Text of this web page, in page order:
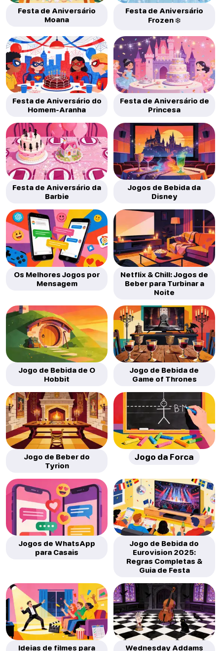
Festa de Aniversário
Moana
Festa de Aniversário
Frozen ❄️
Festa de Aniversário do
Homem-Aranha
Festa de Aniversário de
Princesa
Festa de Aniversário da
Barbie
Jogos de Bebida da
Disney
Os Melhores Jogos por
Mensagem
Netflix & Chill: Jogos de
Beber para Turbinar a
Noite
Jogo de Bebida de O
Hobbit
Jogo de Bebida de
Game of Thrones
Jogo de Beber do
Tyrion
Jogo da Forca
Jogos de WhatsApp
para Casais
Jogo de Bebida do
Eurovision 2025:
Regras Completas &
Guia de Festa
Ideias de filmes para Wednesday Addams